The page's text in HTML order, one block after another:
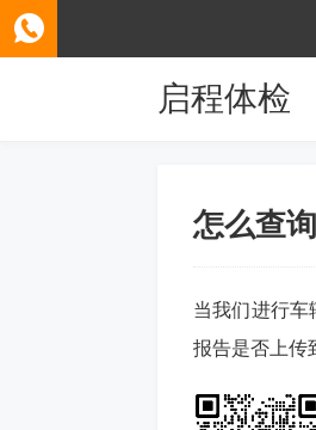
启程体检
怎么查
当我们进行车
报告是否上传